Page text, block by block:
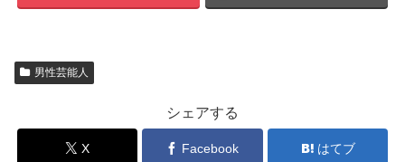
男性芸能人
シェアする
X Facebook はてブ